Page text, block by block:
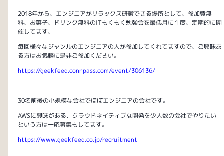
2018年から、エンジニアがリラックス研鑽できる場所として、参加費無
料、お菓子、ドリンク無料のITもくもく勉強会を最低月に１度、定期的に開
催してます、
毎回様々なジャンルのエンジニアの人が参加してくれてますので、ご興味あ
る方はお気軽に是非ご参加ください。
https://geekfeed.connpass.com/event/306136/
30名前後の小規模な会社でほぼエンジニアの会社です。
AWSに興味がある、クラウドネイティブな開発を少人数の会社でやりたい
という方は一応募集もしてます。
https://www.geekfeed.co.jp/recruitment